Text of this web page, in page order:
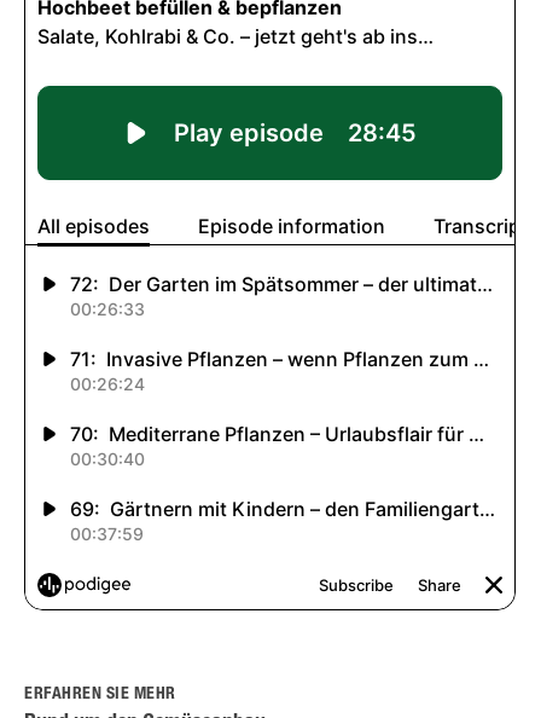
ERFAHREN SIE MEHR